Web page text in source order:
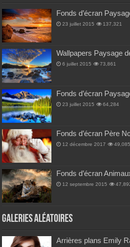
Fonds d’écran
23 juillet 2015 137,321
Wallpapers Paysage
6 juillet 2015 73,861
Fonds d’écran
23 juillet 2015 64,284
Fonds d’écran Père
12 décembre 2017 49,085
Fonds d’écran
12 septembre 2015
Galeries Aléatoires
Arrières plans Emily